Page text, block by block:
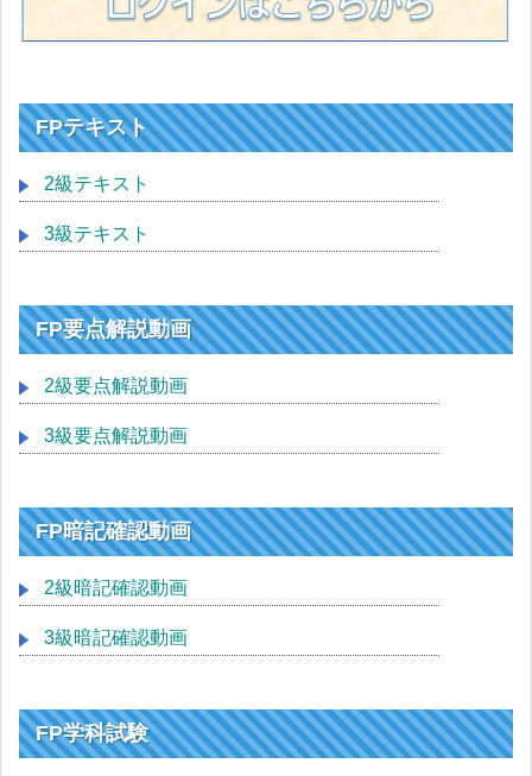
FPテキスト
2級テキスト
3級テキスト
FP要点解説動画
2級要点解説動画
3級要点解説動画
FP暗記確認動画
2級暗記確認動画
3級暗記確認動画
FP学科試験